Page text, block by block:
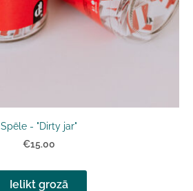
Spēle - "Dirty jar"
€15.00
Ielikt grozā